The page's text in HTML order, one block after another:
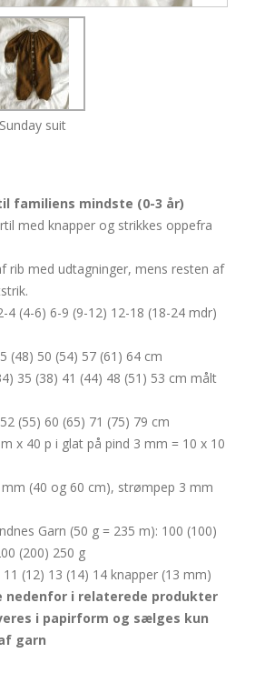
Sunday suit
familiens mindste (0-3 år)
med knapper og strikkes oppefra
rib med udtagninger, mens resten af
4 (4-6) 6-9 (9-12) 12-18 (18-24 mdr)
(48) 50 (54) 57 (61) 64 cm
35 (38) 41 (44) 48 (51) 53 cm målt
(55) 60 (65) 71 (75) 79 cm
x 40 p i glat på pind 3 mm = 10 x 10
mm (40 og 60 cm), strømpep 3 mm
Garn (50 g = 235 m): 100 (100)
(200) 250 g
11 (12) 13 (14) 14 knapper (13 mm)
nedenfor i relaterede produkter
i papirform og sælges kun
garn